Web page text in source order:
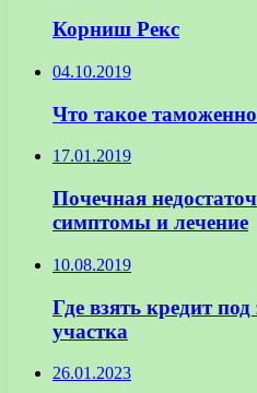
Корниш Рекс
04.10.2019
Что такое
17.01.2019
Почечная
симптомы и лечение
10.08.2019
Где взять кредит
участка
26.01.2023